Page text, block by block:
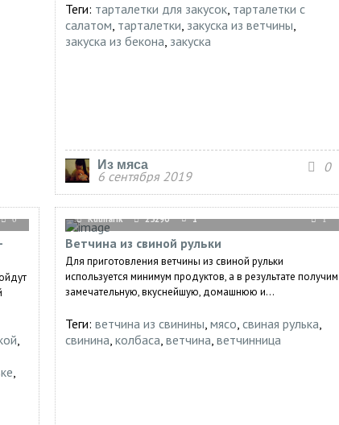
Теги: тарталетки для закусок, тарталетки с
салатом, тарталетки, закуска из ветчины,
закуска из бекона, закуска
Из мяса
6 сентября 2019
0
0
,
,
Kulinarik 25290 1 1
Ветчина из свиной рульки
Для приготовления ветчины из свиной рульки
используется минимум продуктов, а в результате получим
замечательную, вкуснейшую, домашнюю и...
Теги: ветчина из свинины, мясо, свиная рулька,
свинина, колбаса, ветчина, ветчинница